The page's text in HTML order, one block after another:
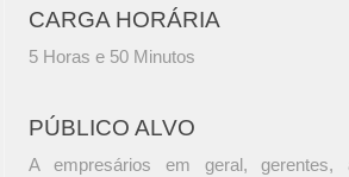
CARGA HORÁRIA
5 Horas e 50 Minutos
PÚBLICO ALVO
A empresários em geral, gerentes,